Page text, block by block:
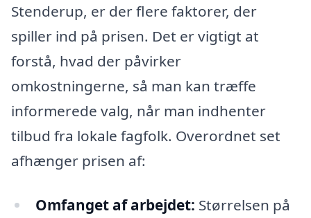
Stenderup, er der flere faktorer, der
spiller ind på prisen. Det er vigtigt at
forstå, hvad der påvirker
omkostningerne, så man kan træffe
informerede valg, når man indhenter
tilbud fra lokale fagfolk. Overordnet set
afhænger prisen af:
Omfanget af arbejdet: Størrelsen på